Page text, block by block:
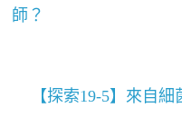
師？
【探索19-5】來自